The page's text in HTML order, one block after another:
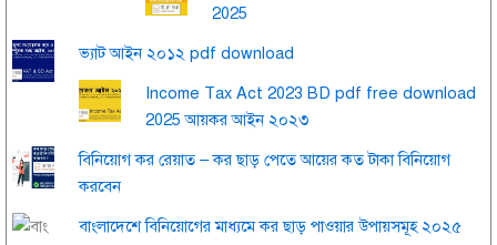
2025
ভ্যাট আইন ২০১২ pdf download
Income Tax Act 2023 BD pdf free download
2025 আয়কর আইন ২০২৩
বিনিয়োগ কর রেয়াত – কর ছাড় পেতে আয়ের কত টাকা বিনিয়োগ
করবেন
বাংলাদেশে বিনিয়োগের মাধ্যমে কর ছাড় পাওয়ার উপায়সমূহ ২০২৫